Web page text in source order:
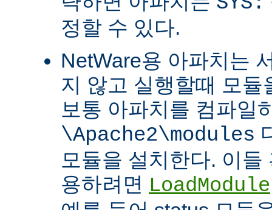
정할 수 있다.
NetWare용 아파치는
지 않고 실행할때 모듈
보통 아파치를 컴파일
\Apache2\modules
모듈을 설치한다. 이
용하려면 LoadModule